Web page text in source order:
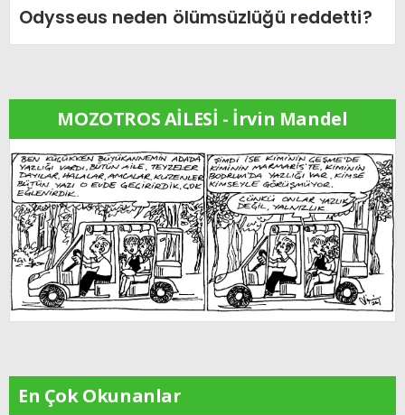
Odysseus neden ölümsüzlüğü reddetti?
MOZOTROS AİLESİ - İrvin Mandel
En Çok Okunanlar